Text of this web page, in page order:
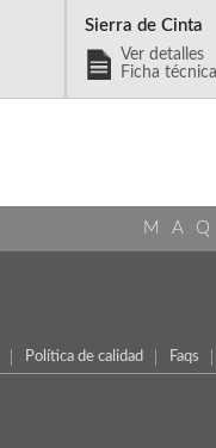
Sierra de Cinta
Ver detalles
Ficha
Política de calidad Faqs